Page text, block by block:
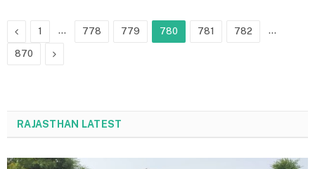
Previous
1 … 778 779 780 781 782 …
870 Next
RAJASTHAN LATEST